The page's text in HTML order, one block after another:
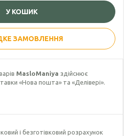
У КОШИК
ЗАМОВЛЕННЯ
MasloManiya здійснює
«Нова пошта» та «Делівері».
і безготівковий розрахунок